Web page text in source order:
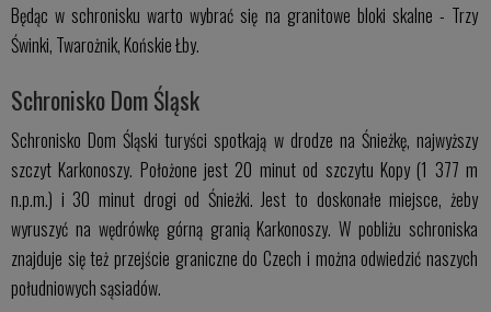
Będąc w schronisku warto wybrać się na granitowe bloki skalne - Trzy
Świnki, Twarożnik, Końskie Łby.
Schronisko Dom Śląsk
Schronisko Dom Śląski turyści spotkają w drodze na Śnieżkę, najwyższy
szczyt Karkonoszy. Położone jest 20 minut od szczytu Kopy (1 377 m
n.p.m.) i 30 minut drogi od Śnieżki. Jest to doskonałe miejsce, żeby
wyruszyć na wędrówkę górną granią Karkonoszy. W pobliżu schroniska
znajduje się też przejście graniczne do Czech i można odwiedzić naszych
południowych sąsiadów.